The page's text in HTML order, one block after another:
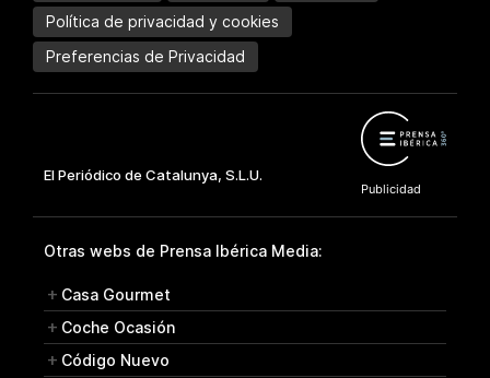
Política de privacidad y cookies
Preferencias de Privacidad
Otras webs de Prensa Ibérica Media:
Casa Gourmet
Coche Ocasión
Código Nuevo